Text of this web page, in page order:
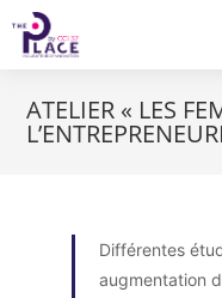
ATELIER « LES
Différentes
augmentation